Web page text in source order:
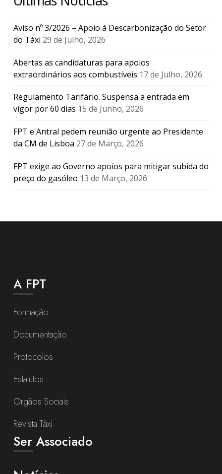
Aviso nº 3/2026 – Apoio à Descarbonização do Setor
do Táxi 29 de Julho, 2026
Abertas as candidaturas para apoios
extraordinários aos combustíveis 17 de Julho, 2026
Regulamento Tarifário. Suspensa a entrada em
vigor por 60 dias 15 de Junho, 2026
FPT e Antral pedem reunião urgente ao Presidente
da CM de Lisboa 27 de Março, 2026
FPT exige ao Governo apoios para mitigar subida do
preço do gasóleo 13 de Março, 2026
A FPT
Formação
Documentação
Protocolos
Estatutos
Orgãos Sociais
Revista Táxi
Ser Associado